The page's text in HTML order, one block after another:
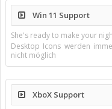
Win 11 Support
She's ready to make your
Desktop Icons werden
nicht möglich
XboX Support